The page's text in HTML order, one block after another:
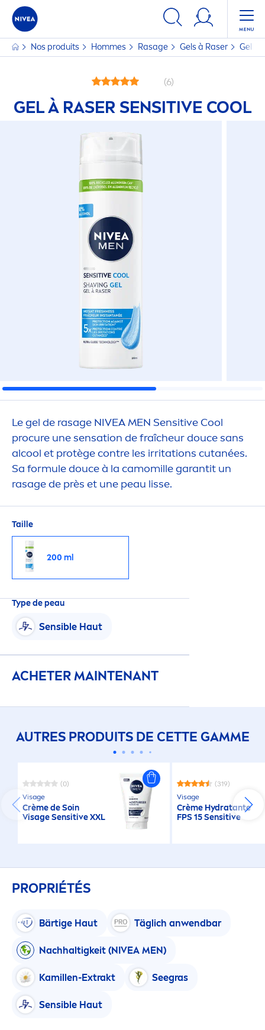
Nos produits Hommes Rasage Gels à Raser Gel à
(6)
GEL À RASER SENSITIVE COOL
Le gel de rasage NIVEAMEN Sensitive Cool
procure unesensation de fraîcheur douce sans
alcool et protège contre les irritations cutanées.
Sa formule douce à la camomille garantit un
rasage de près et une peau lisse.
Taille
200 ml
Type de peau
Sensible Haut
ACHETER MAINTENANT
AUTRES PRODUITS DE CETTE GAMME
(0)
Visage
Crème de Soin
VisageSensitiveXXL
(319)
Visage
Crème Hydratante
FPS 15Sensitive
PROPRIÉTÉS
Bärtige Haut Täglich anwendbar
Nachhaltigkeit (NIVEA MEN)
Kamillen-Extrakt Seegras
Sensible Haut